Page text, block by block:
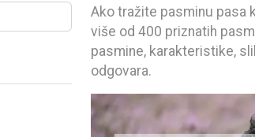
Ako tražite pasminu pasa
više od 400 priznatih
pasmine, karakteristike,
odgovara.